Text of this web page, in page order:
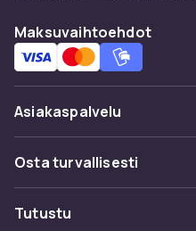
Maksuvaihtoehdot
Asiakaspalvelu
Usein kysyttyä (UKK)
Seuraa pakettia
Osta turvallisesti
Maksuvaihtoehdot
Tutustu